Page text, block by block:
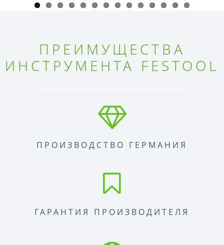
ПРЕИМУЩЕСТВА
ИНСТРУМЕНТА FESTOOL
ПРОИЗВОДСТВО ГЕРМАНИЯ
ГАРАНТИЯ ПРОИЗВОДИТЕЛЯ